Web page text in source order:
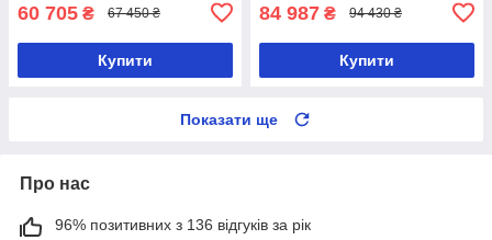
60 705 ₴ 67 450 ₴
Купити
84 987 ₴ 94 430 ₴
Купити
Показати ще
Про нас
96% позитивних з 136 відгуків за рік